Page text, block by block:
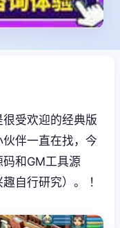
受欢迎的经典版
伴一直在找，今
和GM工具源
自行研究）。 ！